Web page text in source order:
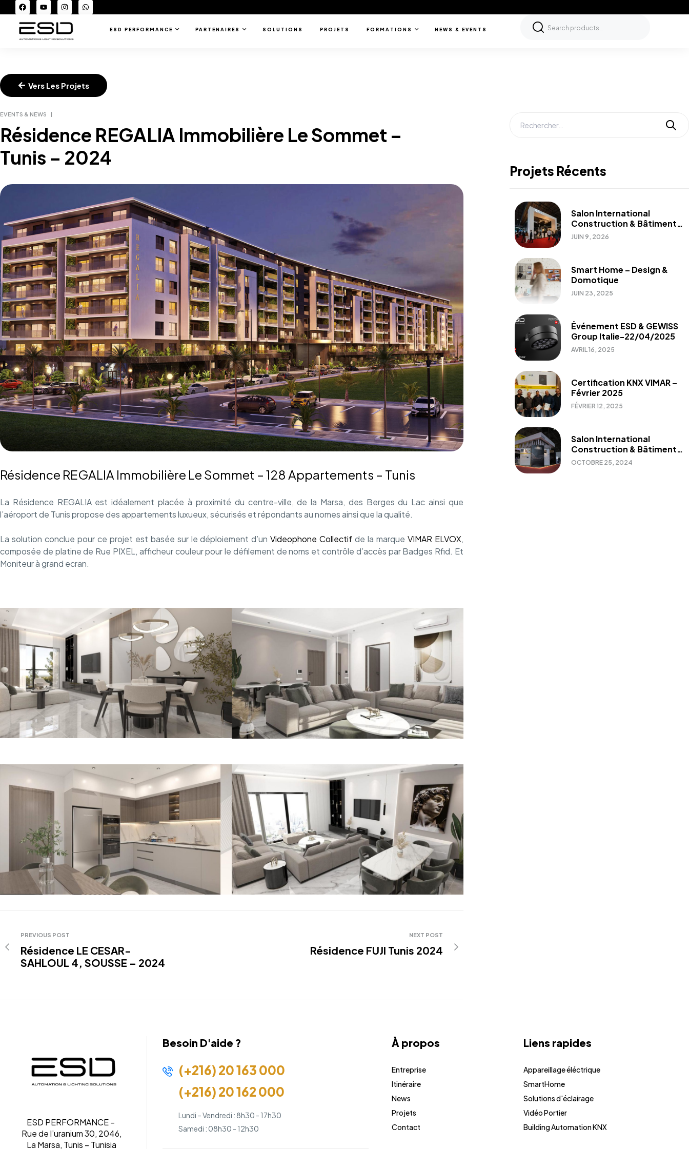
ESD PERFORMANCE PARTENAIRES SOLUTIONS PROJETS FORMATIONS NEWS & EVENTS
Vers Les Projets
EVENTS & NEWS
Résidence REGALIA Immobilière Le Sommet –
Tunis – 2024
Résidence REGALIA Immobilière Le Sommet – 128 Appartements – Tunis
La Résidence REGALIA est idéalement placée à proximité du centre-ville, de la Marsa, des Berges du Lac ainsi que
l’aéroportde Tunis propose des appartements luxueux, sécurisés et répondants au nomes ainsi que la qualité.
La solution conclue pour ce projet est basée sur le déploiement d’unVideophone Collectif de la marqueVIMAR ELVOX,
composée de platine de Rue PIXEL, afficheur couleur pour le défilement de noms et contrôle d’accès par Badges Rfid. Et
Moniteur à grand ecran.
PREVIOUS POST
Résidence LE CESAR-
SAHLOUL 4, SOUSSE – 2024
NEXT POST
Résidence FUJI Tunis 2024
Projets Récents
Salon International
Construction & Bâtiment
2026
JUIN 9, 2026
Smart Home – Design &
Domotique
JUIN 23, 2025
Événement ESD & GEWISS
Group Italie-22/04/2025
AVRIL 16, 2025
Certification KNX VIMAR –
Février 2025
FÉVRIER 12, 2025
Salon International
Construction & Bâtiment
2024
OCTOBRE 25, 2024
ESD PERFORMANCE –
Rue de l’uranium 30, 2046,
La Marsa, Tunis – Tunisia
Besoin D'aide ?
(+216) 20 163 000
(+216) 20 162 000
Lundi – Vendredi : 8h30 - 17h30
Samedi : 08h30 - 12h30
À propos
Entreprise
Itinéraire
News
Projets
Contact
Liens rapides
Appareillage éléctrique
SmartHome
Solutions d'éclairage
Vidéo Portier
Building Automation KNX